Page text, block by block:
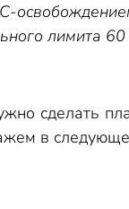
лимита
сделать
в